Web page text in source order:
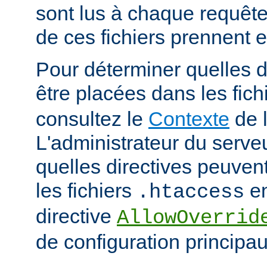
sont lus à chaque
de ces fichiers prennent
Pour déterminer quelles
être placées dans les
consultez le Contexte de
L'administrateur du
quelles directives
les fichiers .htaccess
directive
de configuration